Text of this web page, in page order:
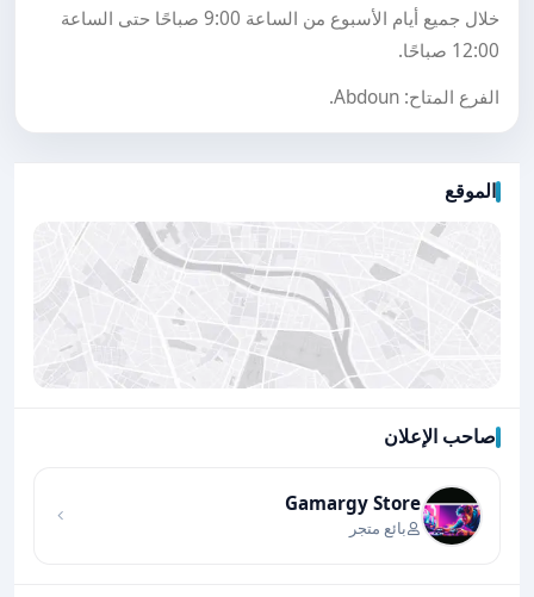
خلال جميع أيام الأسبوع من الساعة 9:00 صباحًا حتى الساعة
12:00 صباحًا.
الفرع المتاح: Abdoun.
الموقع
صاحب الإعلان
Gamargy Store
بائع متجر